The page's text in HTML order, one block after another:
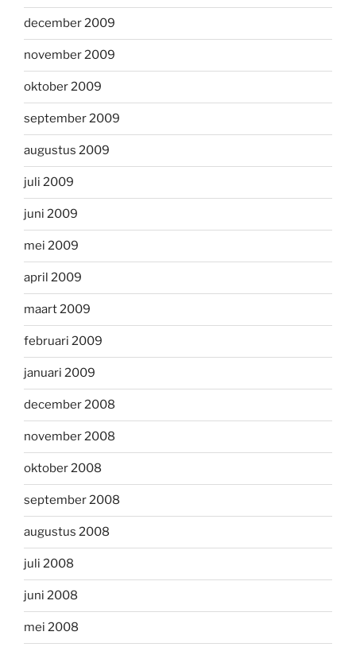
december 2009
november 2009
oktober 2009
september 2009
augustus 2009
juli 2009
juni 2009
mei 2009
april 2009
maart 2009
februari 2009
januari 2009
december 2008
november 2008
oktober 2008
september 2008
augustus 2008
juli 2008
juni 2008
mei 2008